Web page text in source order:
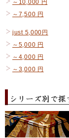
～10,000 円
～7,500 円
just 5,000円
～5,000 円
～4,000 円
～3,000 円